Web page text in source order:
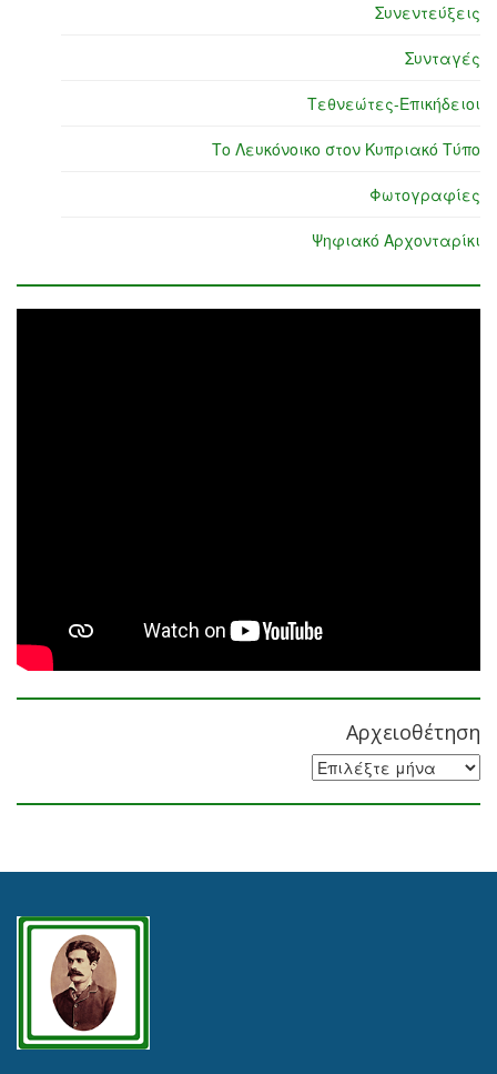
Συνεντεύξεις
Συνταγές
Τεθνεώτες-Επικήδειοι
Το Λευκόνοικο στον Κυπριακό Τύπο
Φωτογραφίες
Ψηφιακό Αρχονταρίκι
Αρχειοθέτηση
Αρχειοθέτηση